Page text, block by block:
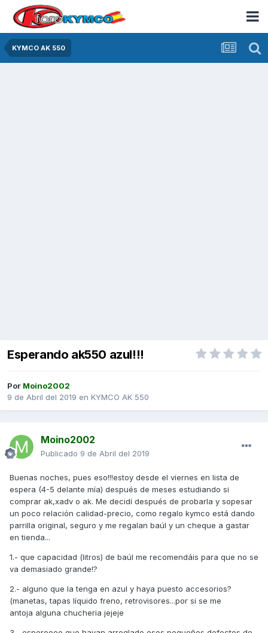
KYMCO AK 550
Esperando ak550 azul!!!
Por Moino2002
9 de Abril del 2019 en KYMCO AK 550
Moino2002
Publicado 9 de Abril del 2019
Buenas noches, pues eso!!!estoy desde el viernes en lista de
espera (4-5 delante mía) después de meses estudiando si
comprar ak,xadv o ak. Me decidí después de probarla y sopesar
un poco relación calidad-precio, como regalo kymco está dando
parrilla original, seguro y me regalan baúl y un cheque a gastar
en tienda...
1.- que capacidad (litros) de baúl me recomendáis para que no se
va demasiado grande!?
2.- alguno que la tenga en azul y haya puesto accesorios?
(manetas, tapas líquido freno, retrovisores...por si se me
antoja alguna chucheria jejeje